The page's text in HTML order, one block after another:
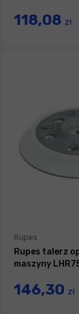
118,08 zł
Rupes
Rupes talerz
maszyny
146,30 zł